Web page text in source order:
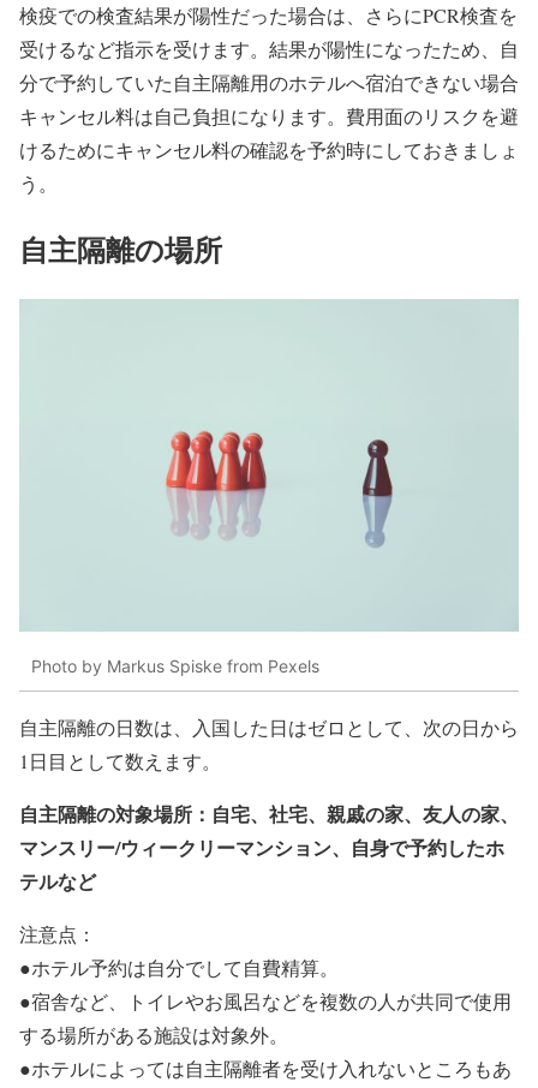
検疫での検査結果が陽性だった場合は、さらにPCR検査を
受けるなど指示を受けます。結果が陽性になったため、自
分で予約していた自主隔離用のホテルへ宿泊できない場合
キャンセル料は自己負担になります。費用面のリスクを避
けるためにキャンセル料の確認を予約時にしておきましょ
う。
自主隔離の場所
Photo by Markus Spiske from Pexels
自主隔離の日数は、入国した日はゼロとして、次の日から
1日目として数えます。
自主隔離の対象場所：自宅、社宅、親戚の家、友人の家、
マンスリー/ウィークリーマンション、自身で予約したホ
テルなど
注意点：
●ホテル予約は自分でして自費精算。
●宿舎など、トイレやお風呂などを複数の人が共同で使用
する場所がある施設は対象外。
●ホテルによっては自主隔離者を受け入れないところもあ